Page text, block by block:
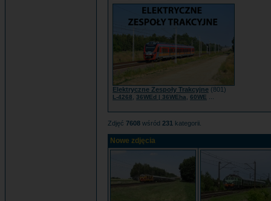
Elektryczne Zespoły Trakcyjne (801)
L-4268 36WEd | 36WEha 60WE
Zdjęć 7608 wśród 231 kategorii.
Nowe zdjęcia